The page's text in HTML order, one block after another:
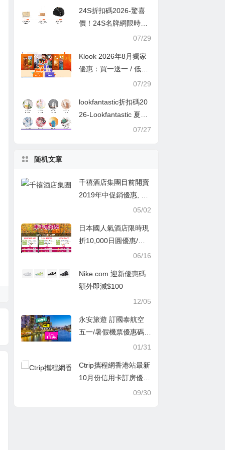
24S折扣碼2026-驚喜
價！24S名牌網限時9
折！Louis Vuitton 精選
72折！
07/29
Klook 2026年8月獨家
優惠：買一送一 / 低至
07/29
lookfantastic折扣碼20
26-Lookfantastic 夏日
優惠低至65折優惠碼
07/27
随机文章
千禧酒店集團目前開賣
2019年中促銷優惠, 亞
洲各地訂房低至6折起,
折促銷
05/02
日本國人氣酒店限時現
折10,000日圓優惠/年
中感謝早鳥優惠-最高
nican-e路東瀛最新201
9年中優惠券
06/16
Nike.com 迎新優惠碼
額外即減$100
12/05
永安旅遊 訂國泰航空
五一/暑假機票優惠碼2
026！香港飛墨爾本/悉
$2280起，含30kg行李
01/31
Ctrip攜程網香港站最新
10月份信用卡訂房優惠
09/30